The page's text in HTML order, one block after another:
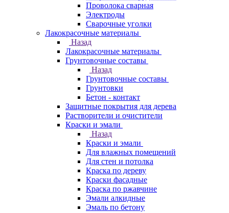
Проволока сварная
Электроды
Сварочные уголки
Лакокрасочные материалы
Назад
Лакокрасочные материалы
Грунтовочные составы
Назад
Грунтовочные составы
Грунтовки
Бетон - контакт
Защитные покрытия для дерева
Растворители и очистители
Краски и эмали
Назад
Краски и эмали
Для влажных помещений
Для стен и потолка
Краска по дереву
Краски фасадные
Краска по ржавчине
Эмали алкидные
Эмаль по бетону